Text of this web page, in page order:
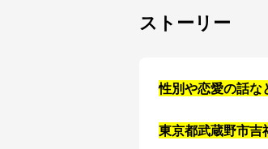
ストーリー
性別や恋愛の話な
東京都武蔵野市吉